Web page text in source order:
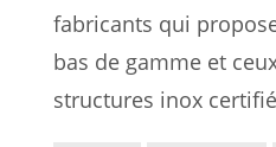
fabricants qui
bas de gamme et
structures inox